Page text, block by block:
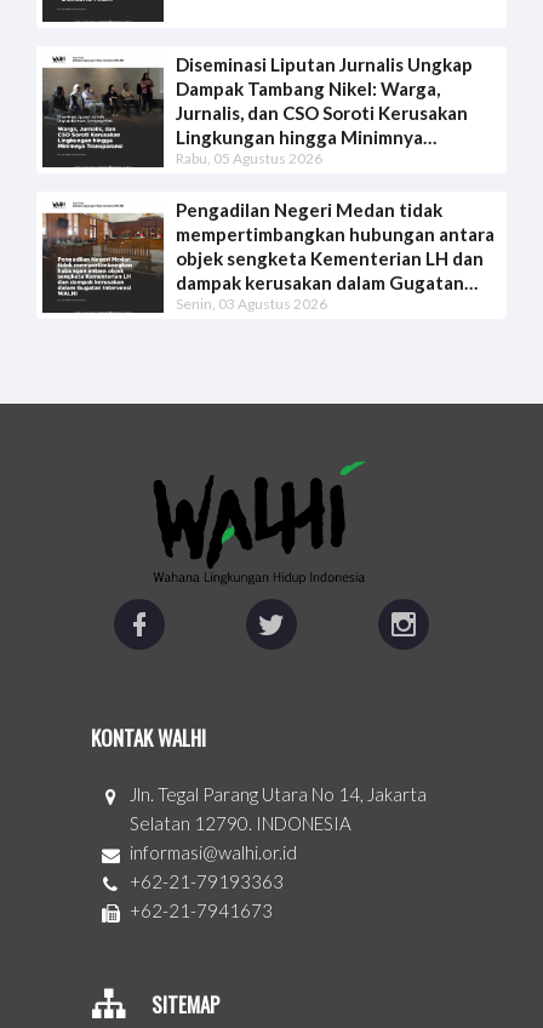
Diseminasi Liputan Jurnalis Ungkap
Dampak Tambang Nikel: Warga,
Jurnalis, dan CSO Soroti Kerusakan
Lingkungan hingga Minimnya
Transparansi
Rabu, 05 Agustus 2026
Pengadilan Negeri Medan tidak
mempertimbangkan hubungan antara
objek sengketa Kementerian LH dan
dampak kerusakan dalam Gugatan
Intervensi WALHI
Senin, 03 Agustus 2026
KONTAK WALHI
Jln. Tegal Parang Utara No 14, Jakarta
Selatan 12790. INDONESIA
informasi@walhi.or.id
+62-21-79193363
+62-21-7941673
SITEMAP